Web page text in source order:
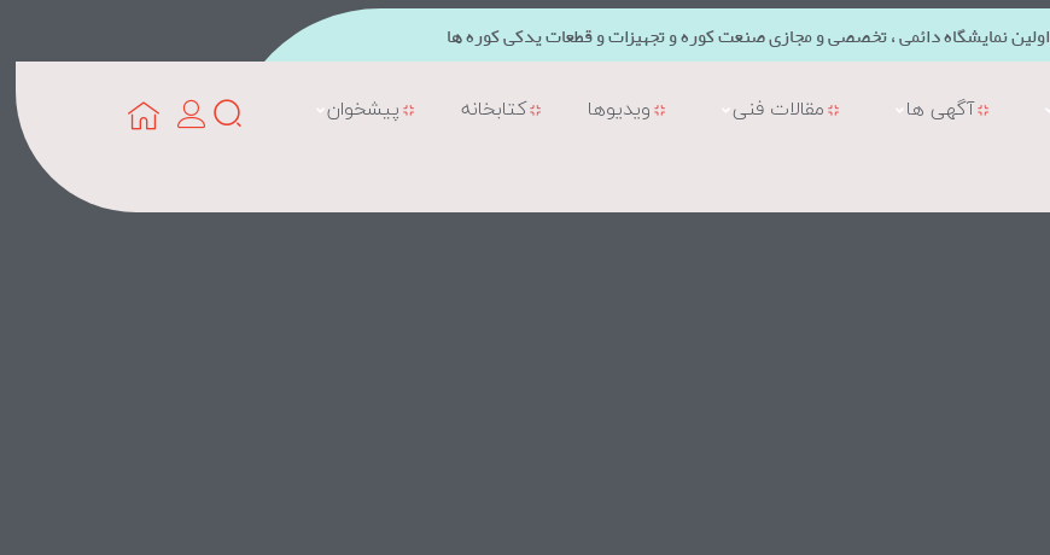
اولین نمایشگاه دائمی ، تخصصی و مجازی صنعت کوره و تجهیزات و قطعات یدکی کوره ها
آگهی ها مقالات فنی ویدیوها کتابخانه پیشخوان